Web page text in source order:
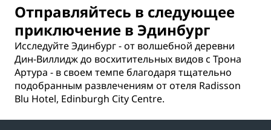
Отправляйтесь в следующее
приключение в Эдинбург
Исследуйте Эдинбург - от волшебной деревни
Дин-Виллидж до восхитительных видов с Трона
Артура - в своем темпе благодаря тщательно
подобранным развлечениям от отеля Radisson
Blu Hotel, Edinburgh City Centre.